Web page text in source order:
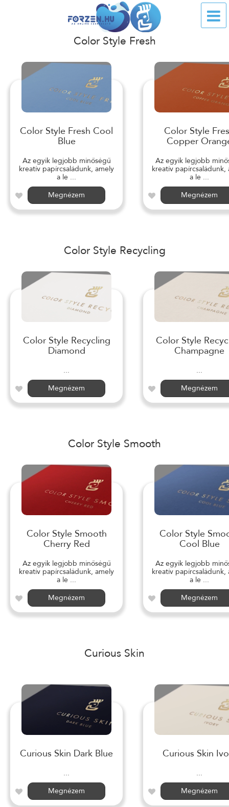
Color Style Fresh
Color Style Fresh Cool
Blue
Az egyik legjobb minőségű
kreatív papírcsaládunk, amely
a le ...
Megnézem
Color Style
Copper
Az egyik legjobb
kreatív papírcsaládunk,
a le ...
Megnézem
Color Style Recycling
Color Style Recycling
Diamond
...
Megnézem
Color Style
Champagne
...
Megnézem
Color Style Smooth
Color Style Smooth
Cherry Red
Az egyik legjobb minőségű
kreatív papírcsaládunk, amely
a le ...
Megnézem
Color Style
Cool Blue
Az egyik legjobb
kreatív papírcsaládunk,
a le ...
Megnézem
Curious Skin
Curious Skin Dark Blue
...
Megnézem
Curious Skin
...
Megnézem